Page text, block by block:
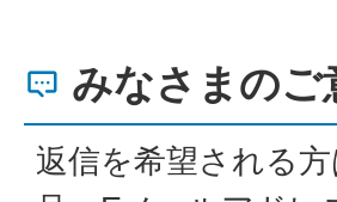
みなさまのご
返信を希望される